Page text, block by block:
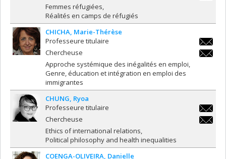
Femmes réfugiées
Réalités en camps de réfugiés
CHICHA Marie-Thérèse
marie-
Professeure titulaire
Chercheuse
Approche systémique des inégalités en emploi
Genre, éducation et intégration en emploi des
immigrantes
CHUNG Ryoa
Professeure titulaire
Chercheuse
Ethics of international relations
Political philosophy and health inequalities
COENGA-OLIVEIRA Danielle